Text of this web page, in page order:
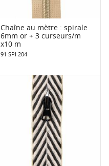
Chaîne au mètre : spirale
6mm or + 3 curseurs/m
x10 m
91 SPI 204